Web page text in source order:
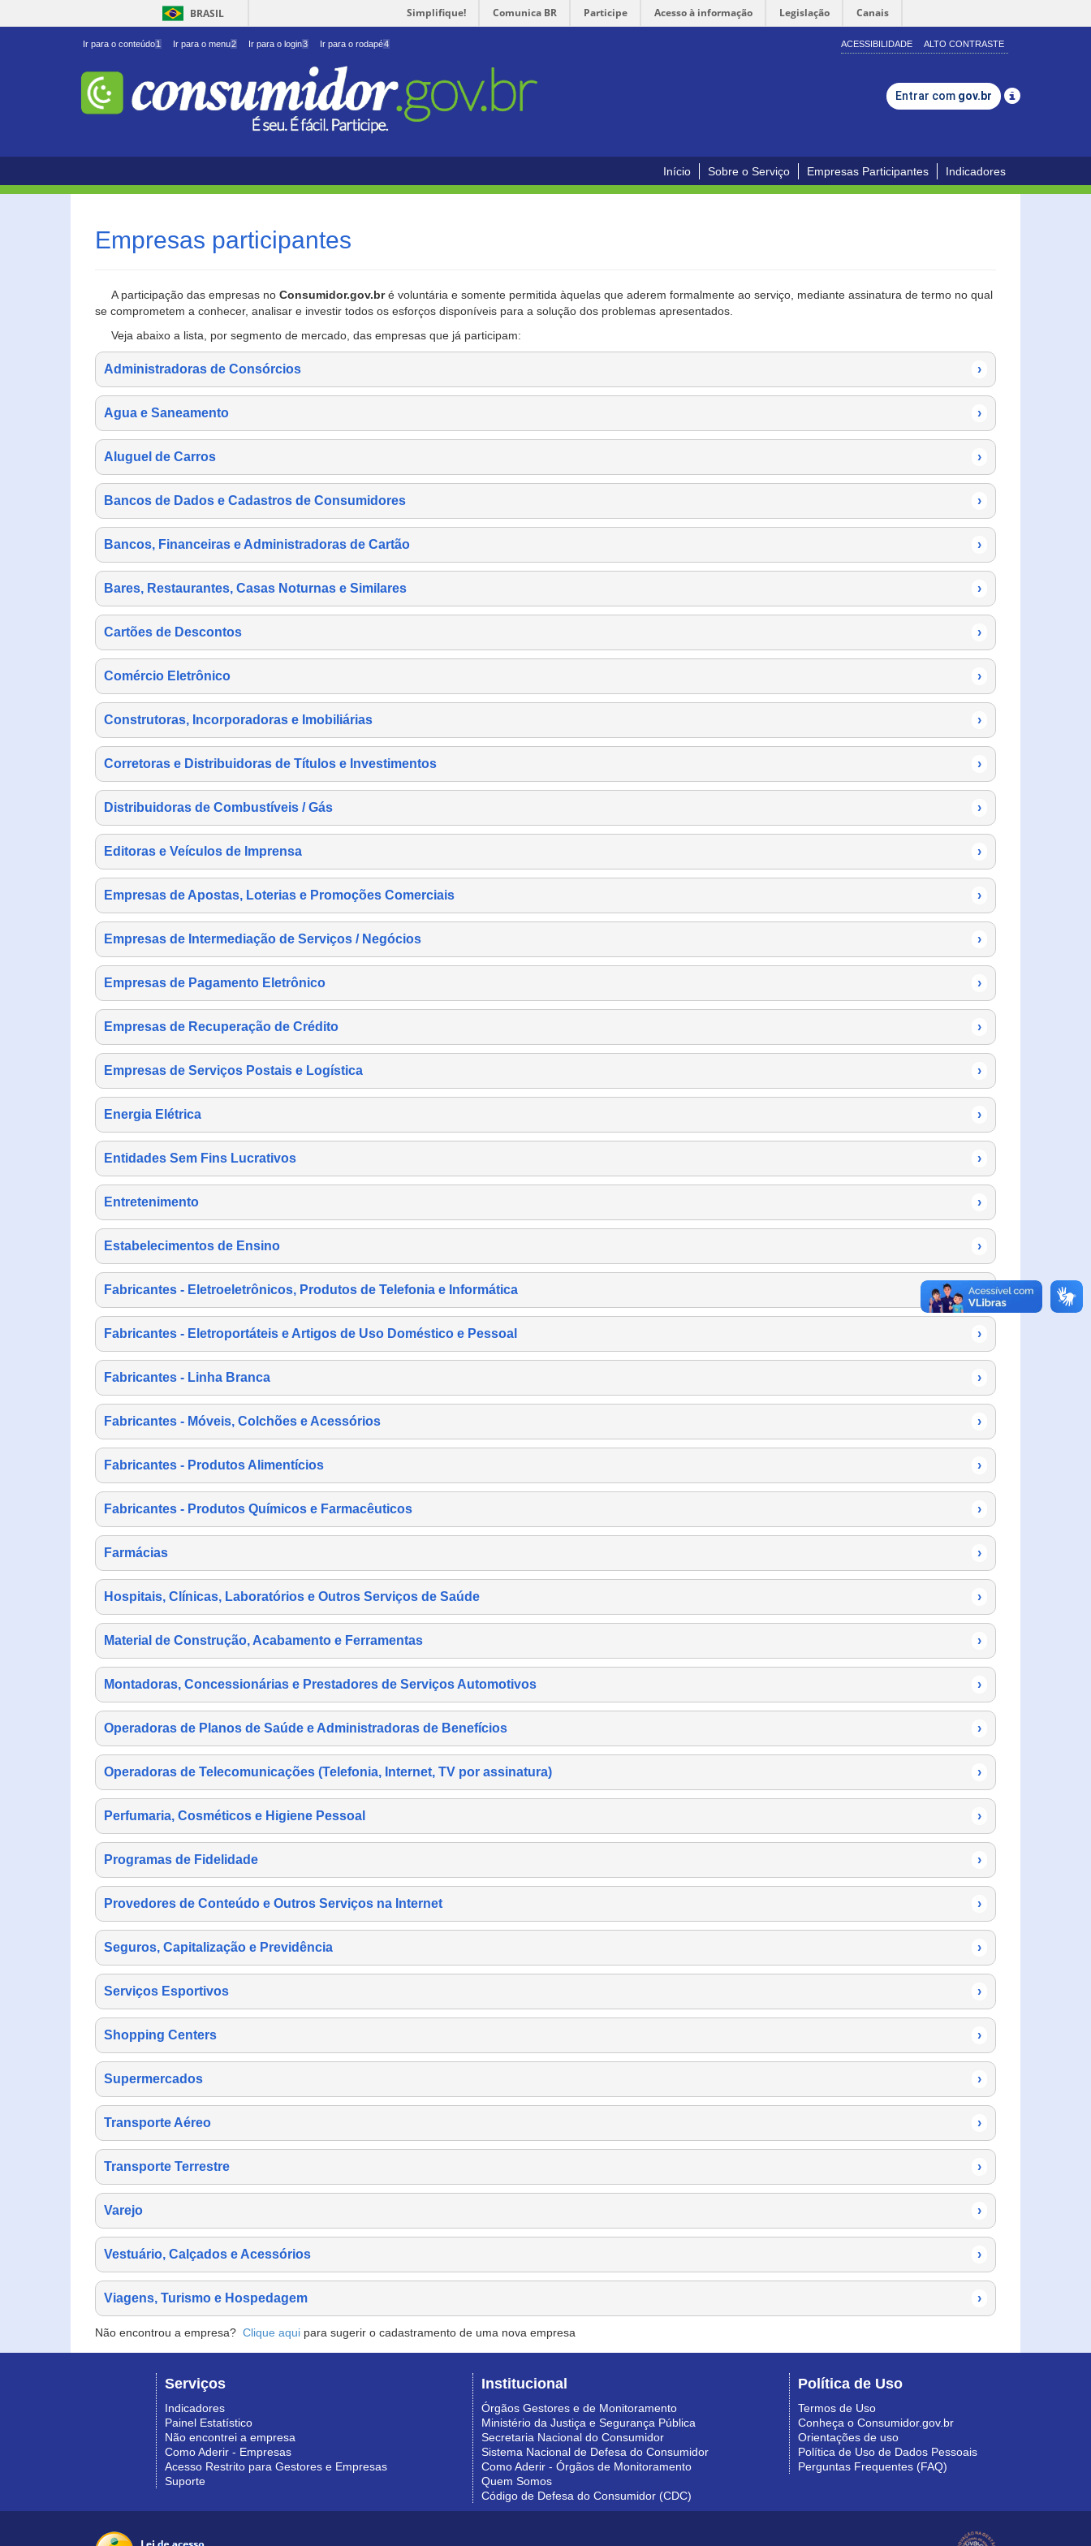
BRASIL Simplifique! Comunica BR Participe Acesso à informação Legislação Canais
Ir para o conteúdo1 Ir para o menu2 Ir para o login3 Ir para o rodapé4 ACESSIBILIDADE ALTO CONTRASTE
Entrar com gov.br
Início Sobre o Serviço Empresas Participantes Indicadores
Empresas participantes
A participação das empresas no Consumidor.gov.bré voluntária e somente permitida àquelas que aderem formalmente ao serviço, mediante assinatura de termo no qual
se comprometem a conhecer, analisar e investir todos os esforços disponíveis para a solução dos problemas apresentados.
Veja abaixo a lista, por segmento de mercado, das empresas que já participam:
Administradoras de Consórcios ›
Agua e Saneamento ›
Aluguel de Carros ›
Bancos de Dados e Cadastros de Consumidores ›
Bancos, Financeiras e Administradoras de Cartão ›
Bares, Restaurantes, Casas Noturnas e Similares ›
Cartões de Descontos ›
Comércio Eletrônico ›
Construtoras, Incorporadoras e Imobiliárias ›
Corretoras e Distribuidoras de Títulos e Investimentos ›
Distribuidoras de Combustíveis / Gás ›
Editoras e Veículos de Imprensa ›
Empresas de Apostas, Loterias e Promoções Comerciais ›
Empresas de Intermediação de Serviços / Negócios ›
Empresas de Pagamento Eletrônico ›
Empresas de Recuperação de Crédito ›
Empresas de Serviços Postais e Logística ›
Energia Elétrica ›
Entidades Sem Fins Lucrativos ›
Entretenimento ›
Estabelecimentos de Ensino ›
Fabricantes - Eletroeletrônicos, Produtos de Telefonia e Informática ›
Fabricantes - Eletroportáteis e Artigos de Uso Doméstico e Pessoal ›
Fabricantes - Linha Branca ›
Fabricantes - Móveis, Colchões e Acessórios ›
Fabricantes - Produtos Alimentícios ›
Fabricantes - Produtos Químicos e Farmacêuticos ›
Farmácias ›
Hospitais, Clínicas, Laboratórios e Outros Serviços de Saúde ›
Material de Construção, Acabamento e Ferramentas ›
Montadoras, Concessionárias e Prestadores de Serviços Automotivos ›
Operadoras de Planos de Saúde e Administradoras de Benefícios ›
Operadoras de Telecomunicações (Telefonia, Internet, TV por assinatura) ›
Perfumaria, Cosméticos e Higiene Pessoal ›
Programas de Fidelidade ›
Provedores de Conteúdo e Outros Serviços na Internet ›
Seguros, Capitalização e Previdência ›
Serviços Esportivos ›
Shopping Centers ›
Supermercados ›
Transporte Aéreo ›
Transporte Terrestre ›
Varejo ›
Vestuário, Calçados e Acessórios ›
Viagens, Turismo e Hospedagem ›
Não encontrou a empresa? Clique aqui para sugerir o cadastramento de uma nova empresa
Serviços
Indicadores
Painel Estatístico
Não encontrei a empresa
Como Aderir - Empresas
Acesso Restrito para Gestores e Empresas
Suporte
Institucional
Órgãos Gestores e de Monitoramento
Ministério da Justiça e Segurança Pública
Secretaria Nacional do Consumidor
Sistema Nacional de Defesa do Consumidor
Como Aderir - Órgãos de Monitoramento
Quem Somos
Código de Defesa do Consumidor (CDC)
Política de Uso
Termos de Uso
Conheça o Consumidor.gov.br
Orientações de uso
Política de Uso de Dados Pessoais
Perguntas Frequentes (FAQ)